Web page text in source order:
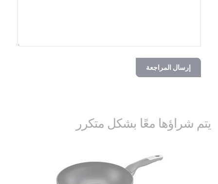
إرسال المراجعة
يتم شراؤها معًا بشكل متكرر